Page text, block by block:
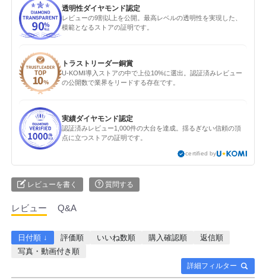
透明性ダイヤモンド認定
レビューの9割以上を公開。最高レベルの透明性を実現した、
模範となるストアの証明です。
トラストリーダー銅賞
U-KOMI導入ストアの中で上位10%に選出。認証済みレビュー
の公開数で業界をリードする存在です。
実績ダイヤモンド認定
認証済みレビュー1,000件の大台を達成。揺るぎない信頼の頂
点に立つストアの証明です。
certified by
レビューを書く 質問する
レビュー Q&A
詳細フィルター
日付順 ↓ 評価順 いいね数順 購入確認順
返信順
写真・動画付き順